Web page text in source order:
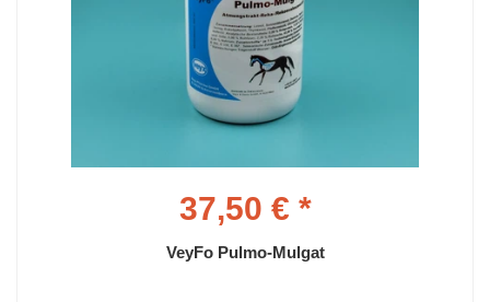
37,50 € *
VeyFo Pulmo-Mulgat